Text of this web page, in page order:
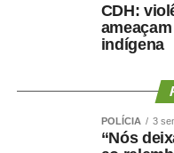
WhatsApp
CDH:
indígena
POLÍCIA 3
“Nós